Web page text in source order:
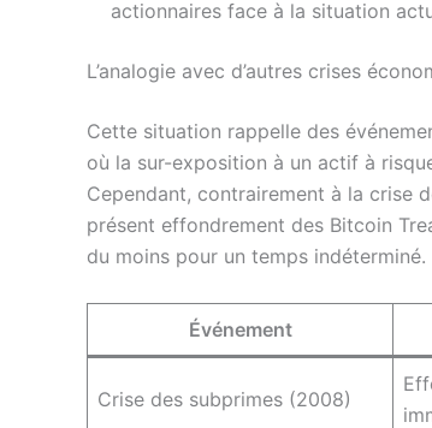
actionnaires face à la situation
L’analogie avec d’autres crises
Cette situation rappelle des
où la sur-exposition à un actif à
Cependant, contrairement à la crise
présent effondrement des Bitcoin
du moins pour un temps indéterminé.
Événement
Crise des subprimes (2008)